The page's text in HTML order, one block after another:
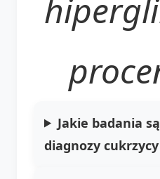
Jakie badania
diagnozy